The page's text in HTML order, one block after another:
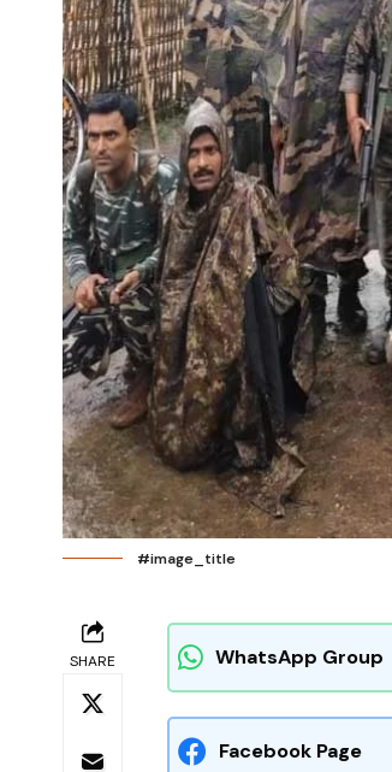
#image_title
SHARE WhatsApp Group
Facebook Page